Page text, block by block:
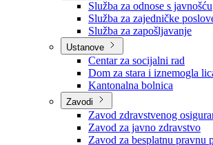
Službe
Služba za odnose s javnošću
Služba za zajedničke poslove
Služba za zapošljavanje
Ustanove
Centar za socijalni rad
Dom za stara i iznemogla lica
Kantonalna bolnica
Zavodi